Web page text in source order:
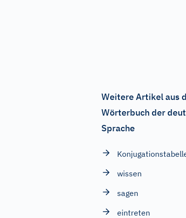
Weitere Artikel aus
Wörterbuch der
Sprache
wissen
sagen
eintreten